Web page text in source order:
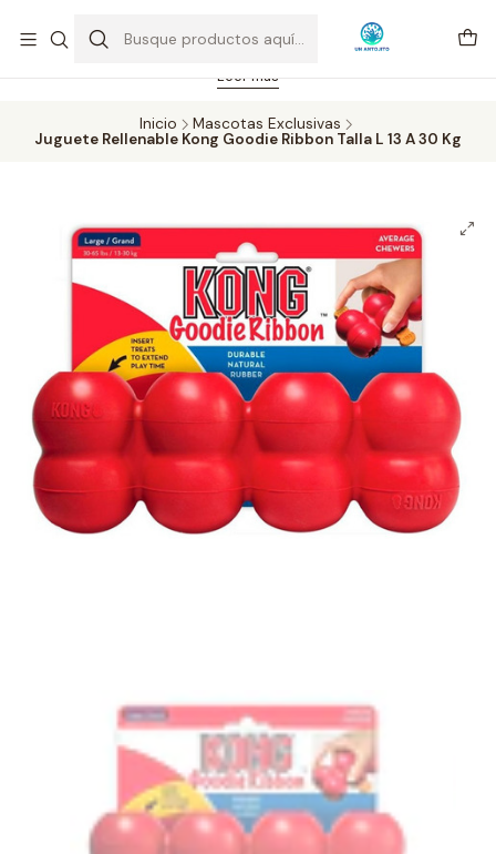
Feriado 21-05-2026 atención hasta las 14 hrs. Envío GRATIS mismo
día solo área Metropolitana Santiago por compras desde CLP 39.900.
Pedidos hasta 16 hrs., sábados y domingos hasta 14 hrs.
Leer más
Inicio
Mascotas Exclusivas
Juguete Rellenable Kong Goodie Ribbon Talla L 13 A 30 Kg